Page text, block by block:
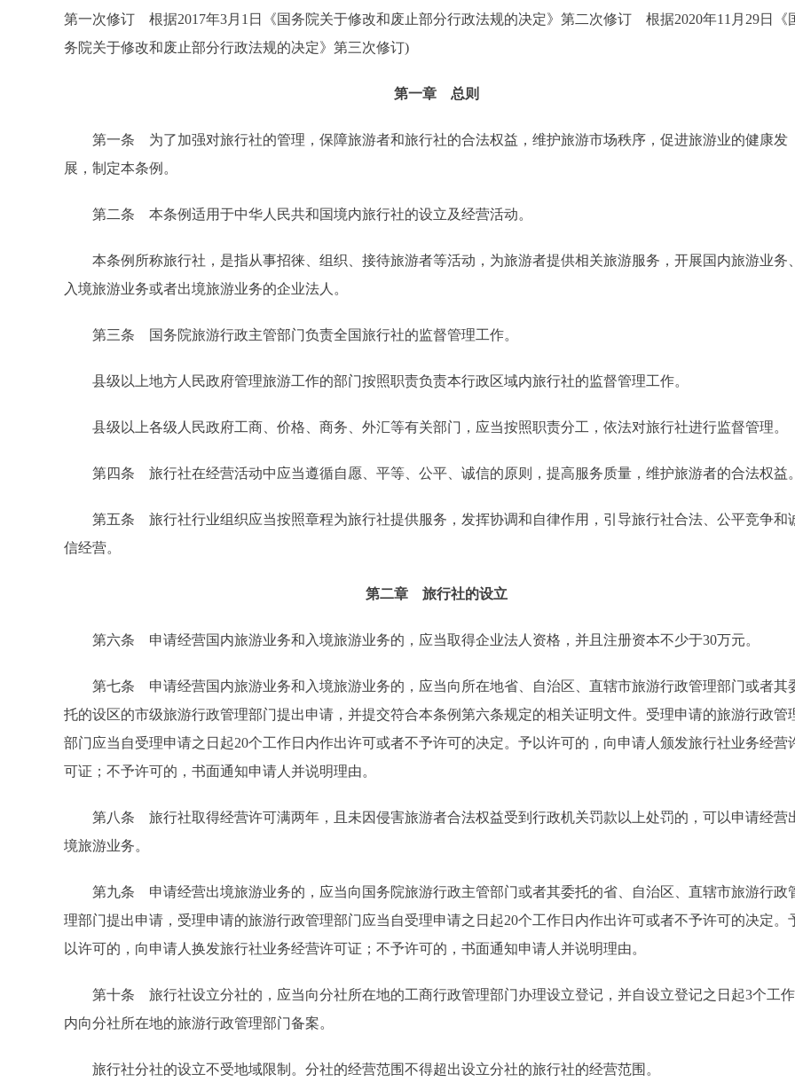
第一次修订 根据2017年3月1日《国务院关于修改和废止部分行政法规的决定》第二次修订 根据2020年11月29日《
务院关于修改和废止部分行政法规的决定》第三次修订)
第一章 总则
第一条 为了加强对旅行社的管理，保障旅游者和旅行社的合法权益，维护旅游市场秩序，促进旅游业的健康发
展，制定本条例。
第二条 本条例适用于中华人民共和国境内旅行社的设立及经营活动。
本条例所称旅行社，是指从事招徕、组织、接待旅游者等活动，为旅游者提供相关旅游服务，开展国内旅游业务
入境旅游业务或者出境旅游业务的企业法人。
第三条 国务院旅游行政主管部门负责全国旅行社的监督管理工作。
县级以上地方人民政府管理旅游工作的部门按照职责负责本行政区域内旅行社的监督管理工作。
县级以上各级人民政府工商、价格、商务、外汇等有关部门，应当按照职责分工，依法对旅行社进行监督管理。
第四条 旅行社在经营活动中应当遵循自愿、平等、公平、诚信的原则，提高服务质量，维护旅游者的合法权益
第五条 旅行社行业组织应当按照章程为旅行社提供服务，发挥协调和自律作用，引导旅行社合法、公平竞争和
信经营。
第二章 旅行社的设立
第六条 申请经营国内旅游业务和入境旅游业务的，应当取得企业法人资格，并且注册资本不少于30万元。
第七条 申请经营国内旅游业务和入境旅游业务的，应当向所在地省、自治区、直辖市旅游行政管理部门或者其
托的设区的市级旅游行政管理部门提出申请，并提交符合本条例第六条规定的相关证明文件。受理申请的旅游行政管
部门应当自受理申请之日起20个工作日内作出许可或者不予许可的决定。予以许可的，向申请人颁发旅行社业务经营
可证；不予许可的，书面通知申请人并说明理由。
第八条 旅行社取得经营许可满两年，且未因侵害旅游者合法权益受到行政机关罚款以上处罚的，可以申请经营
境旅游业务。
第九条 申请经营出境旅游业务的，应当向国务院旅游行政主管部门或者其委托的省、自治区、直辖市旅游行政
理部门提出申请，受理申请的旅游行政管理部门应当自受理申请之日起20个工作日内作出许可或者不予许可的决定。
以许可的，向申请人换发旅行社业务经营许可证；不予许可的，书面通知申请人并说明理由。
第十条 旅行社设立分社的，应当向分社所在地的工商行政管理部门办理设立登记，并自设立登记之日起3个工
内向分社所在地的旅游行政管理部门备案。
旅行社分社的设立不受地域限制。分社的经营范围不得超出设立分社的旅行社的经营范围。